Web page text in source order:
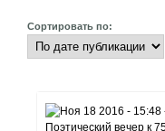
Сортировать по: